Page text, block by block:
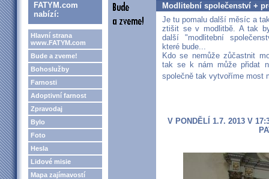
FATYM.com
nabízí:
Hlavní strana
www.FATYM.com
Bude a zveme!
Bohoslužby
Farnosti
Adoptivní farnost
Zpravodaj
Bylo
Foto
Hesla
Lidové misie
Mapa zajímavostí
Modlitební společenství +
Je tu pomalu další měsíc a
ztišit se v modlitbě. A tak
další "modlitební
které bude...
Kdo se nemůže zůčastnit
tak se k nám může přidat
společně tak vytvoříme most
V PONDĚLÍ 1.7. 2013 V